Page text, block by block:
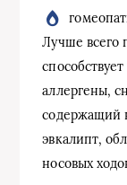
Лучше всего
аллергены,
содержащий
эвкалипт,
носовых